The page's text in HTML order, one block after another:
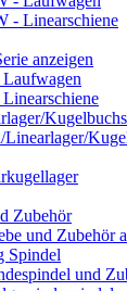
- Linearschiene
anzeigen
Linearlager/
Zubehör
und Zubehör
Spindel
und